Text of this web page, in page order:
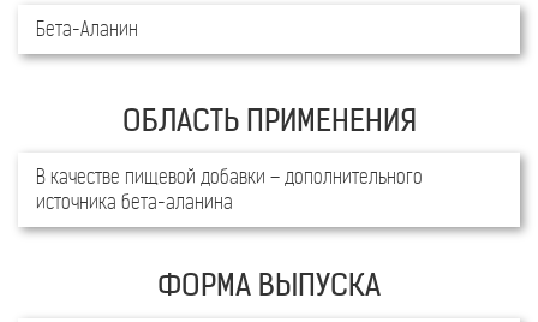
Бета-Аланин
В качестве пищевой добавки – дополнительного
источника бета-аланина